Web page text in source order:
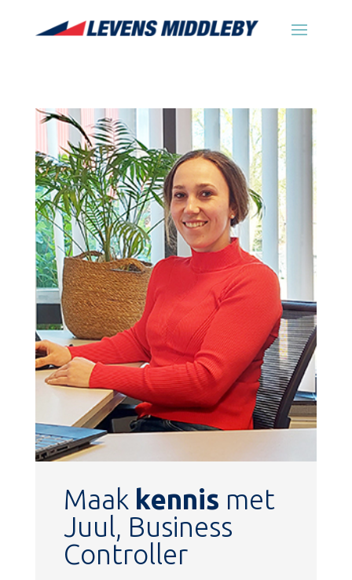
Maak kennis met
Juul, Business
Controller